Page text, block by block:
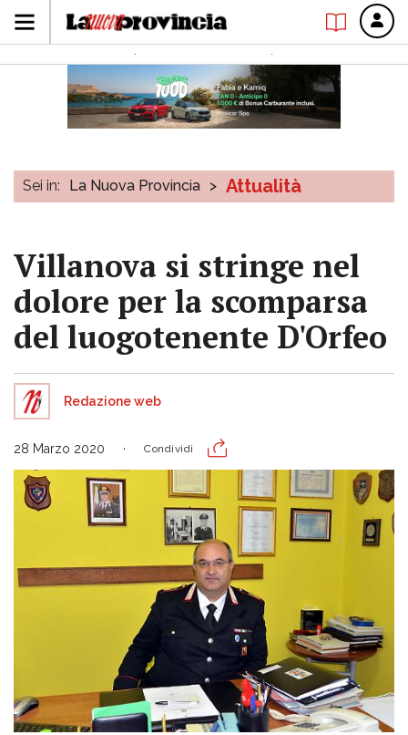
Sei in: La Nuova Provincia > Attualità
Villanova si stringe nel
dolore per la scomparsa
del luogotenente D'Orfeo
Redazione web
28 Marzo 2020 Condividi